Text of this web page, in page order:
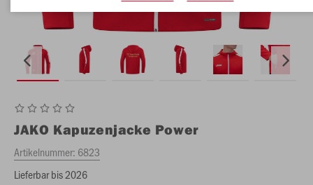
JAKO Kapuzenjacke Power
Artikelnummer: 6823
Lieferbar bis 2026